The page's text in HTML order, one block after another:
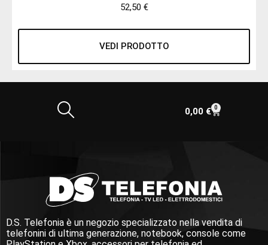
52,50 €
VEDI PRODOTTO
0,00 € 0
D.S. Telefonia è un negozio specializzato nella vendita di
telefonini di ultima generazione, notebook, console come